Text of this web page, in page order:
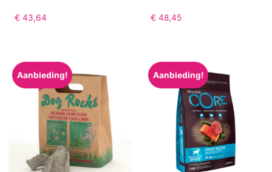
€ 43,64 € 48,45
Aanbieding! Aanbieding!